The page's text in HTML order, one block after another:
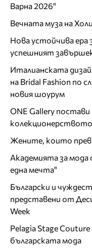
Варна 2026"
Вечната муза на
Нова устойчива ера
успешният
Италианската
на Bridal Fashion по
новия шоурум
ONE Gallery
колекционерството
Жените, които
Академията за мода
една мечта"
Български и
представени от
Week
Pelagia Stage
българската мода